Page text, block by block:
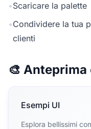
•Scaricare la palette
•Condividere la tua
clienti
🎨
Esempi UI
Esplora bellissimi